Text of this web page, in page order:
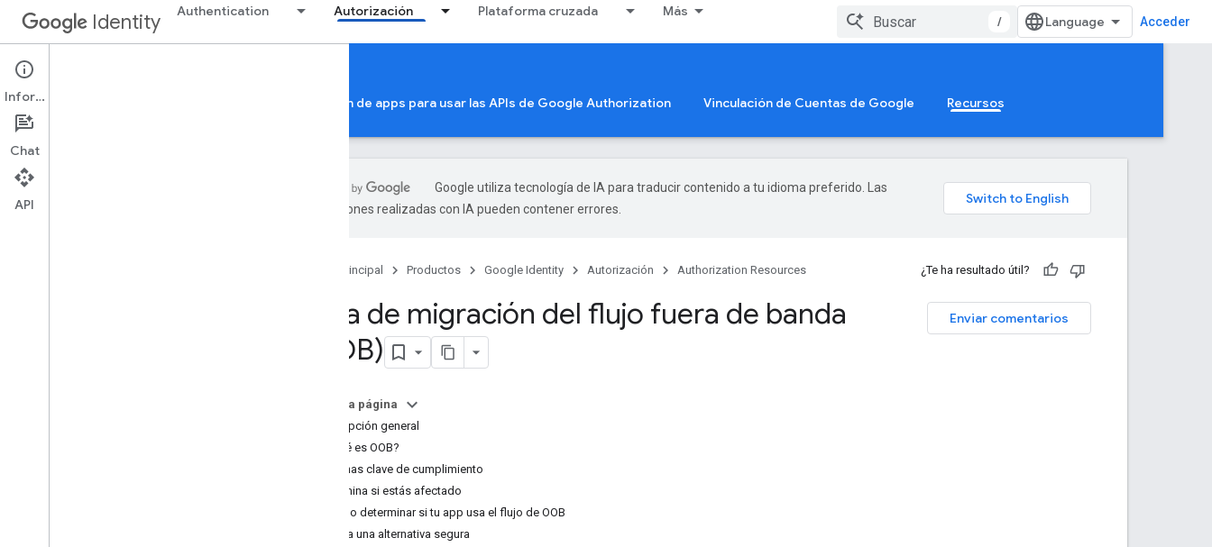
Identity Authentication Autorización Plataforma cruzada Más
/ Acceder
Authorization Resources
Autorización de la Cuenta de Google Verificación de apps para usar las APIs de Google Authorization Vinculación de Cuentas de Google Recursos
Google utiliza tecnología de IA para traducir contenido a tu idioma preferido. Las
traducciones realizadas con IA pueden contener errores.
Página principal Productos Google Identity Autorización Authorization Resources ¿Te ha resultado útil?
Enviar comentarios
Guía de migración del flujo fuera de banda
(OOB)
En esta página
Descripción general
¿Qué es OOB?
Fechas clave de cumplimiento
Determina si estás afectado
Cómo determinar si tu app usa el flujo de OOB
Migra a una alternativa segura
Información
Chat
API